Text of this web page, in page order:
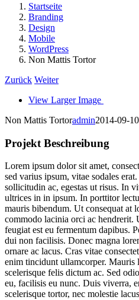
Startseite
Branding
Design
Mobile
WordPress
Non Mattis Tortor
Zurück Weiter
View Larger Image
Non Mattis Tortoradmin2014-09-
Projekt Beschreibung
Lorem ipsum dolor sit amet,
sed varius ipsum, vitae sodales
sollicitudin ac, egestas ut risus. In
ultrices in in ipsum. In porttitor
mauris bibendum. Ut consequat at
commodo lacinia orci ac hendrerit.
feugiat est eu fermentum dapibus.
dui non facilisis. Donec magna
ornare ac lacus. Cras vitae
enim tincidunt ullamcorper. Mauris
scelerisque felis dictum ac. Sed
eu, facilisis eu nunc. Duis viverra,
scelerisque tortor, nec molestie